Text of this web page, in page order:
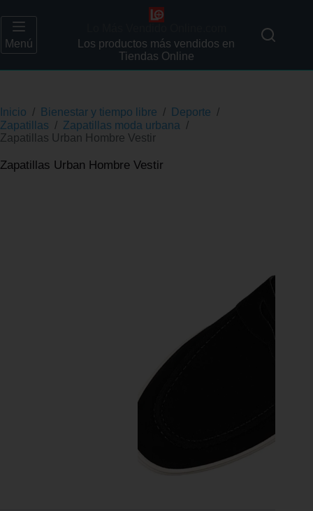
Menú
Los productos más vendidos en
Tiendas Online
Inicio / Bienestar y tiempo libre / Deporte /
Zapatillas / Zapatillas moda urbana /
Zapatillas Urban Hombre Vestir
Zapatillas Urban Hombre Vestir